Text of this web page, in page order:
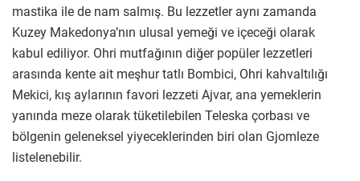
mastika ile de nam salmış. Bu lezzetler aynı zamanda
Kuzey Makedonya’nın ulusal yemeği ve içeceği olarak
kabul ediliyor. Ohri mutfağının diğer popüler lezzetleri
arasında kente ait meşhur tatlı Bombici, Ohri kahvaltılığı
Mekici, kış aylarının favori lezzeti Ajvar, ana yemeklerin
yanında meze olarak tüketilebilen Teleska çorbası ve
bölgenin geleneksel yiyeceklerinden biri olan Gjomleze
listelenebilir.